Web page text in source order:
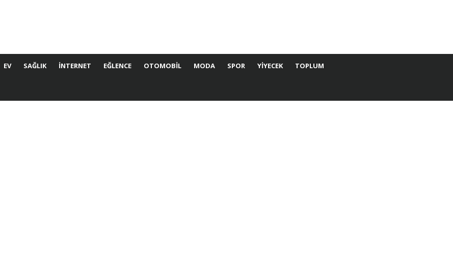
EV SAĞLIK İNTERNET EĞLENCE OTOMOBIL MODA SPOR YIYECEK TOPLUM